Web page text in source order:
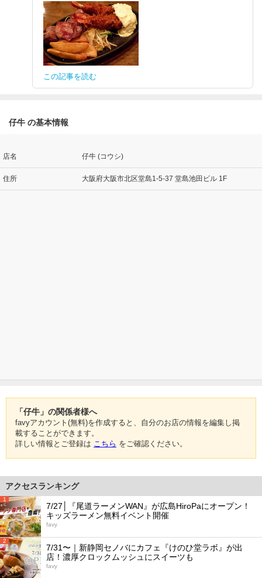
この記事を読む
仔牛 の基本情報
店名 仔牛 (コウシ)
住所 大阪府大阪市北区堂島1-5-37 堂島池田ビル 1F
「仔牛」の関係者様へ
favyアカウント(無料)を作成すると、自分のお店の情報を編集し掲
載することができます。
詳しい情報とご登録は こちら をご確認ください。
アクセスランキング
1
7/27│『尾道ラーメンWAN』が広島HiroPaにオープン！
キッズラーメン無料イベント開催
favy
2
7/31〜｜新静岡セノバにカフェ『けのひ堂ラボ』が出
店！濃厚クロックムッシュにスイーツも
favy